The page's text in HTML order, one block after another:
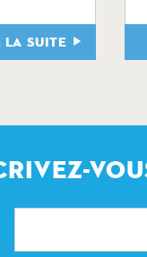
LA SUITE
Adresse